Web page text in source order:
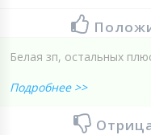
Белая зп, остальных
Подробнее >>